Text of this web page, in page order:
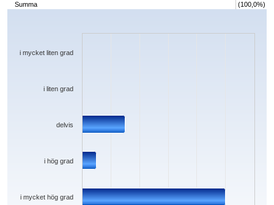
Summa
(100,0%)
Chart
The chart has 1 X axis displaying categories.
i mycket hög grad
i hög grad
delvis
i liten grad
i mycket liten grad